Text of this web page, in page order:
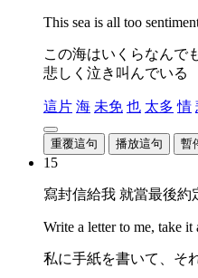
This sea is all too
この海はいくらなんで
悲しく泣き叫んでいる
這片 海 未免 也 太多 情
重覆這句 播放這句 暫
15
寫封信給我 就當最後約
Write a letter to me, take it
私に手紙を書いて、そ